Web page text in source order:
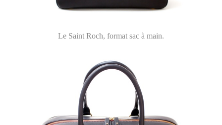
Le Saint Roch, format sac à main.